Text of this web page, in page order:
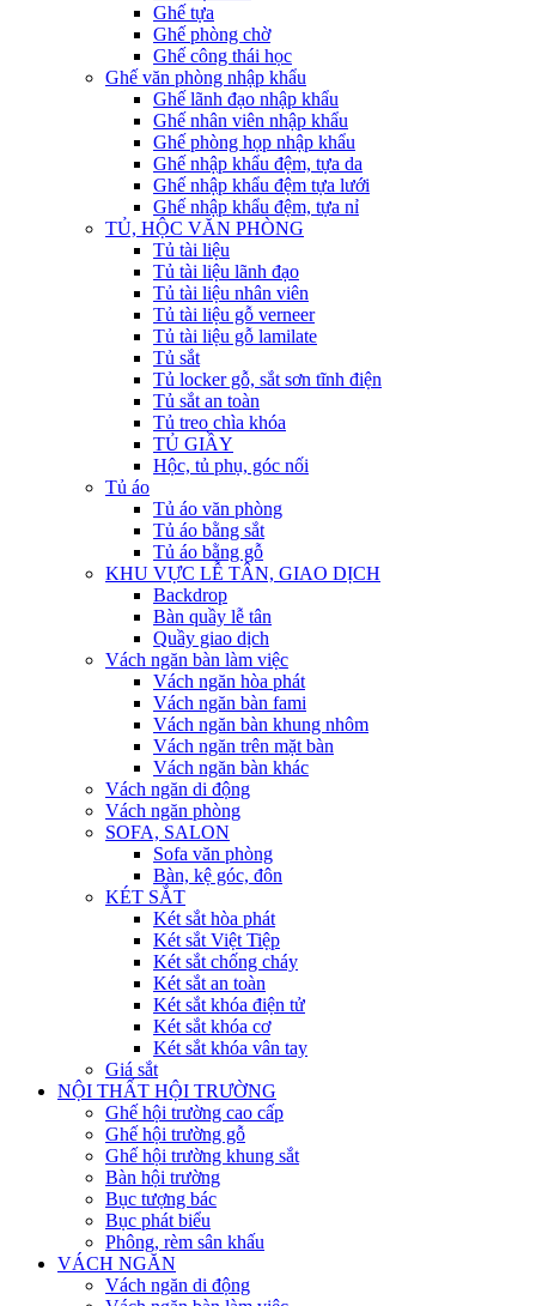
Ghế tựa
Ghế phòng chờ
Ghế công thái học
Ghế văn phòng nhập khẩu
Ghế lãnh đạo nhập khẩu
Ghế nhân viên nhập khẩu
Ghế phòng họp nhập khẩu
Ghế nhập khẩu đệm, tựa da
Ghế nhập khẩu đệm tựa lưới
Ghế nhập khẩu đệm, tựa nỉ
TỦ, HỘC VĂN PHÒNG
Tủ tài liệu
Tủ tài liệu lãnh đạo
Tủ tài liệu nhân viên
Tủ tài liệu gỗ verneer
Tủ tài liệu gỗ lamilate
Tủ sắt
Tủ locker gỗ, sắt sơn tĩnh điện
Tủ sắt an toàn
Tủ treo chìa khóa
TỦ GIẦY
Hộc, tủ phụ, góc nối
Tủ áo
Tủ áo văn phòng
Tủ áo bằng sắt
Tủ áo bằng gỗ
KHU VỰC LỄ TÂN, GIAO DỊCH
Backdrop
Bàn quầy lễ tân
Quầy giao dịch
Vách ngăn bàn làm việc
Vách ngăn hòa phát
Vách ngăn bàn fami
Vách ngăn bàn khung nhôm
Vách ngăn trên mặt bàn
Vách ngăn bàn khác
Vách ngăn di động
Vách ngăn phòng
SOFA, SALON
Sofa văn phòng
Bàn, kệ góc, đôn
KÉT SẮT
Két sắt hòa phát
Két sắt Việt Tiệp
Két sắt chống cháy
Két sắt an toàn
Két sắt khóa điện tử
Két sắt khóa cơ
Két sắt khóa vân tay
Giá sắt
NỘI THẤT HỘI TRƯỜNG
Ghế hội trường cao cấp
Ghế hội trường gỗ
Ghế hội trường khung sắt
Bàn hội trường
Bục tượng bác
Bục phát biểu
Phông, rèm sân khấu
VÁCH NGĂN
Vách ngăn di động